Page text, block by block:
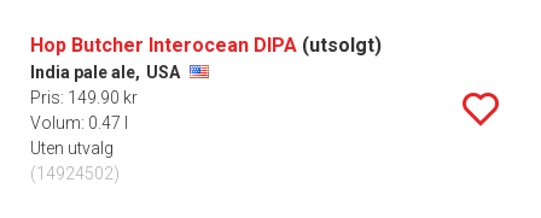
Hop Butcher Interocean DIPA (utsolgt)
India pale ale, USA
Pris: 149.90 kr
Volum: 0.47 l
Uten utvalg
(14924502)